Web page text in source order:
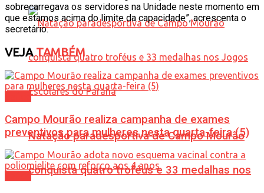
Natação paradesportiva de Campo Mourão
conquista quatro troféus e 33 medalhas nos
sobrecarregava os servidores na Unidade neste momento em
que estamos acima do limite da capacidade”, acrescenta o
secretário.
VEJATAMBÉM
Campo Mourão realiza campanha de exames
preventivos para mulheres nesta quarta-feira (5)